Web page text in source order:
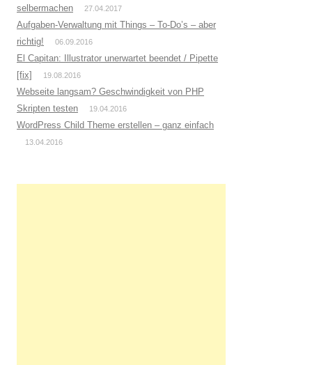
selbermachen
27.04.2017
Aufgaben-Verwaltung mit Things – To-Do’s – aber
richtig!
06.09.2016
El Capitan: Illustrator unerwartet beendet / Pipette
[fix]
19.08.2016
Webseite langsam? Geschwindigkeit von PHP
Skripten testen
19.04.2016
WordPress Child Theme erstellen – ganz einfach
13.04.2016